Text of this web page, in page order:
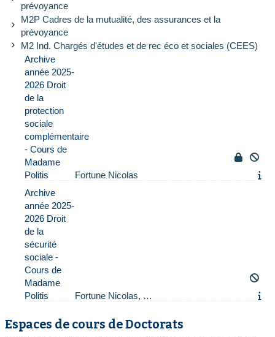
prévoyance
M2P Cadres de la mutualité, des assurances et la
prévoyance
M2 Ind. Chargés d'études et de rec éco et sociales (CEES)
Archive
année 2025-
2026 Droit
de la
protection
sociale
complémentaire
- Cours de
Madame
Politis
Fortune Nicolas
Archive
année 2025-
2026 Droit
de la
sécurité
sociale -
Cours de
Madame
Politis
Fortune Nicolas, …
Espaces de cours de Doctorats